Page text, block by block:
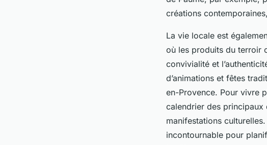
créations
La vie locale est
où les produits du terroir
convivialité et
d’animations et fêtes
en-Provence. Pour vivre
calendrier des principaux
manifestations
incontournable pour